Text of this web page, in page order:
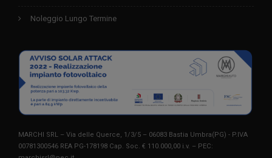
Noleggio Lungo Termine
MARCHI SRL – Via delle Querce, 1/3/5 – 06083 Bastia Umbra(PG) - P.IVA
00781300546 REA PG-178198 Cap. Soc. € 110.000,00 i.v. – PEC: